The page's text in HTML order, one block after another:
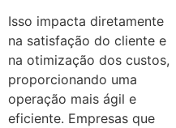
Isso impacta diretamente
na satisfação do cliente e
na otimização dos custos,
proporcionando uma
operação mais ágil e
eficiente. Empresas que